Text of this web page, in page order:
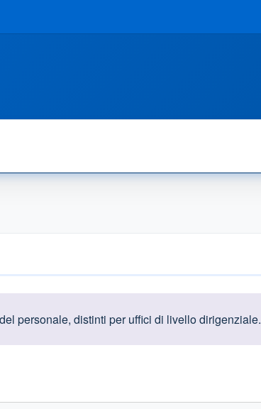
personale, distinti per uffici di livello dirigenziale.